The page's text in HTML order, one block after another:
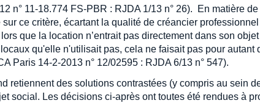
n° 11-18.774 FS-PBR : RJDA 1/13 n° 26). En matière
sur ce critère, écartant la qualité de créancier
que la location n’entrait pas directement dans son
qu'elle n'utilisait pas, cela ne faisait pas pour autant
Paris 14-2-2013 n° 12/02595 : RJDA 6/13 n° 547).
retiennent des solutions contrastées (y compris au sein
social. Les décisions ci-après ont toutes été rendues à